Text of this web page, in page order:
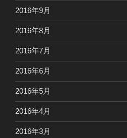
2016年9月
2016年8月
2016年7月
2016年6月
2016年5月
2016年4月
2016年3月